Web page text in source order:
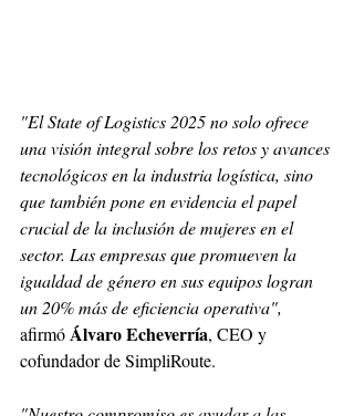
"El State of Logistics 2025 no solo ofrece
una visión integral sobre los retos y avances
tecnológicos en la industria logística, sino
que también pone en evidencia el papel
crucial de la inclusión de mujeres en el
sector. Las empresas que promueven la
igualdad de género en sus equipos logran
un 20% más de eficiencia operativa",
afirmó Álvaro Echeverría, CEO y
cofundador de SimpliRoute.